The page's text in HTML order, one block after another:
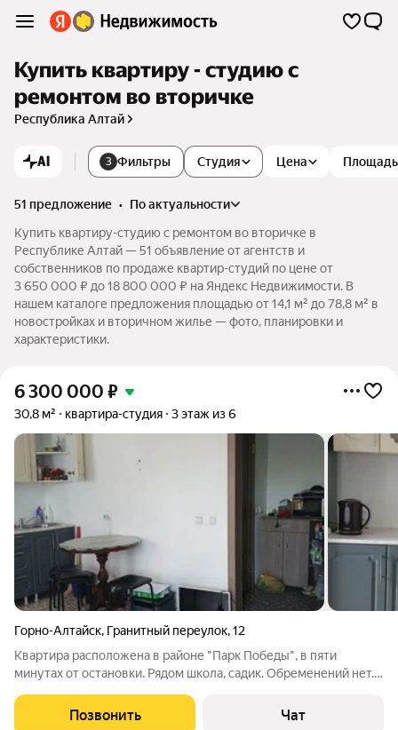
Купить квартиру - студию с
ремонтом во вторичке
Республика Алтай
AI 3 Фильтры Студия Цена Площадь
51 предложение •
по актуальности
Купить квартиру-студию с ремонтом во вторичке в
Республике Алтай — 51 объявление от агентств и
собственников по продаже квартир-студий по цене от
3 650 000 ₽ до 18 800 000 ₽ на Яндекс Недвижимости. В
нашем каталоге предложения площадью от 14,1 м² до 78,8 м² в
новостройках и вторичном жилье — фото, планировки и
характеристики.
6 300 000 ₽
30,8 м² квартира-студия 3 этаж из 6
Горно-Алтайск, Гранитный переулок,12
Квартира расположена в районе "Парк Победы", в пяти
минутах от остановки. Рядом школа, садик. Обременений нет.
Позвонить Чат